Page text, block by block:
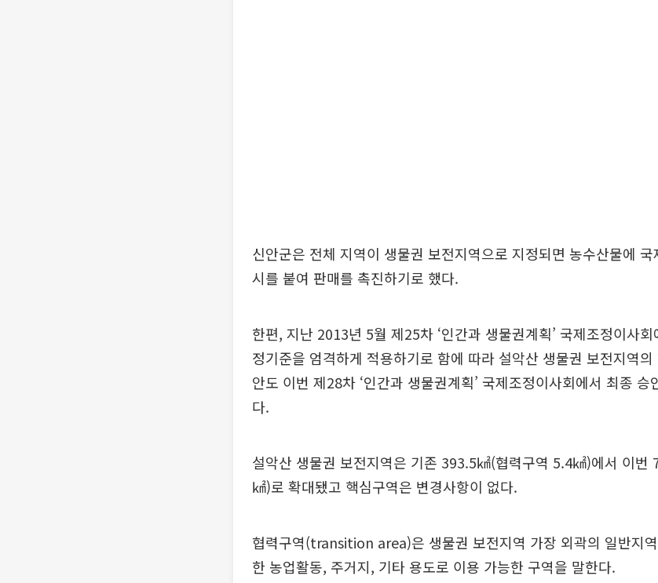
신안군은 전체 지역이 생물권 보전지역으로 지정되면 농수산물에
시를 붙여 판매를 촉진하기로 했다.
한편, 지난 2013년 5월 제25차 ‘인간과 생물권계획’ 국제조정이사
정기준을 엄격하게 적용하기로 함에 따라 설악산 생물권 보전지역
안도 이번 제28차 ‘인간과 생물권계획’ 국제조정이사회에서 최종 승
다.
설악산 생물권 보전지역은 기존 393.5㎢(협력구역 5.4㎢)에서 이번
㎢)로 확대됐고 핵심구역은 변경사항이 없다.
협력구역(transition area)은 생물권 보전지역 가장 외곽의 일반지
한 농업활동, 주거지, 기타 용도로 이용 가능한 구역을 말한다.